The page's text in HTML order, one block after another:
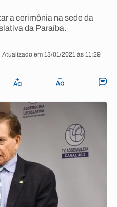
a cerimônia na sede da
da Paraíba.
em 13/01/2021 às 11:29